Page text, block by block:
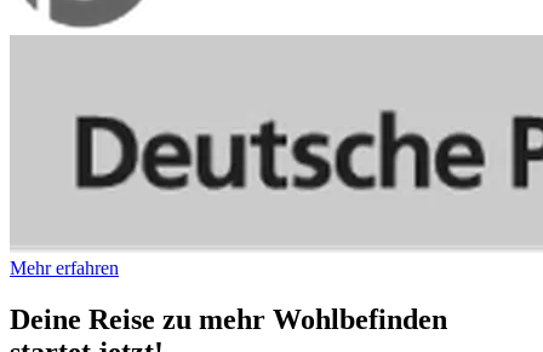
Mehr erfahren
Deine Reise zu mehr Wohlbefinden